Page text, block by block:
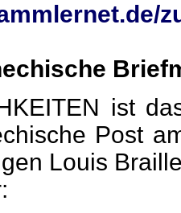
ist
Post
Louis